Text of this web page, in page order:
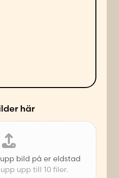
här
bild på er eldstad
upp till 10 filer.